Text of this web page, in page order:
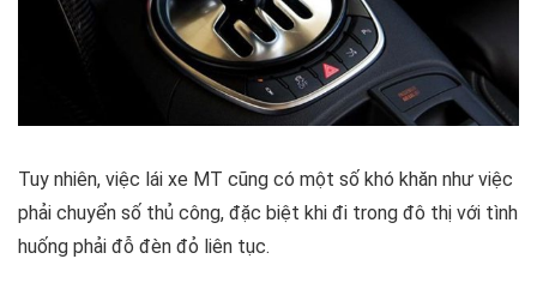
Tuy nhiên, việc lái xe MT cũng có một số khó khăn như việc
phải chuyển số thủ công, đặc biệt khi đi trong đô thị với tình
huống phải đỗ đèn đỏ liên tục.